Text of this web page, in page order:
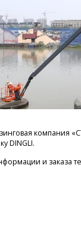
компания
DINGLI.
и заказа